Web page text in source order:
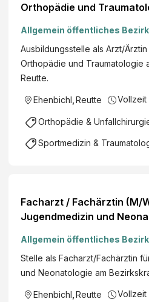
Orthopädie und
Allgemein öffentliches
Ausbildungsstelle als Arzt/
Orthopädie und Traumatologie
Reutte.
Ehenbichl Reutte Vollzeit
Orthopädie &
Sportmedizin &
Facharzt / Fachärztin (M/
Jugendmedizin und
Allgemein öffentliches
Stelle als Facharzt/Fachärztin
und Neonatologie am
Ehenbichl Reutte Vollzeit